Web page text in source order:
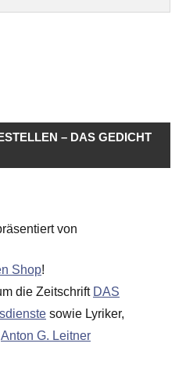
– DAS GEDICHT
von
Shop!
die Zeitschrift DAS
sowie Lyriker,
Anton G. Leitner